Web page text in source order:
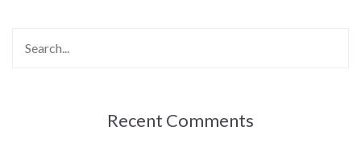
Recent Comments